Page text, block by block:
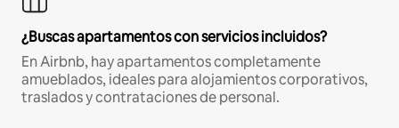
¿Buscas apartamentos con servicios incluidos?
En Airbnb, hay apartamentos completamente
amueblados, ideales para alojamientos corporativos,
traslados y contrataciones de personal.